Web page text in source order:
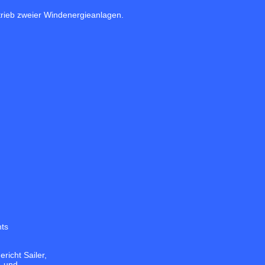
zweier Windenergieanlagen.
Sailer,